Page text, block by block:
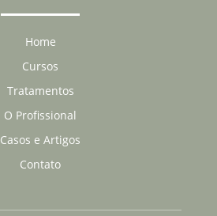
Home
Cursos
Tratamentos
O Profissional
Casos e Artigos
Contato